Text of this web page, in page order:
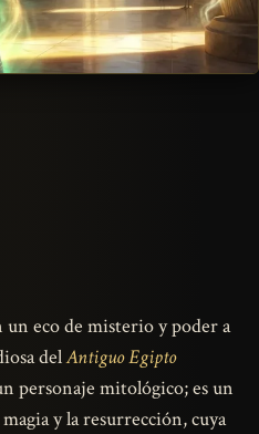
un eco de misterio y poder a
delAntiguo Egipto
personaje mitológico; es un
y la resurrección, cuya